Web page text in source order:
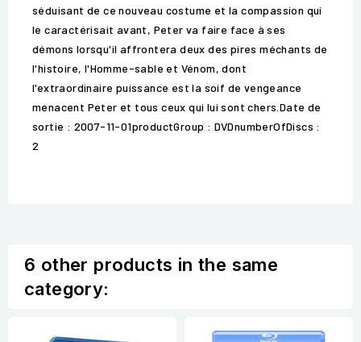
séduisant de ce nouveau costume et la compassion qui
le caractérisait avant, Peter va faire face à ses
démons lorsqu'il affrontera deux des pires méchants de
l'histoire, l'Homme-sable et Vénom, dont
l'extraordinaire puissance est la soif de vengeance
menacent Peter et tous ceux qui lui sont chers.Date de
sortie : 2007-11-01productGroup : DVDnumberOfDiscs :
2
6 other products in the same
category: